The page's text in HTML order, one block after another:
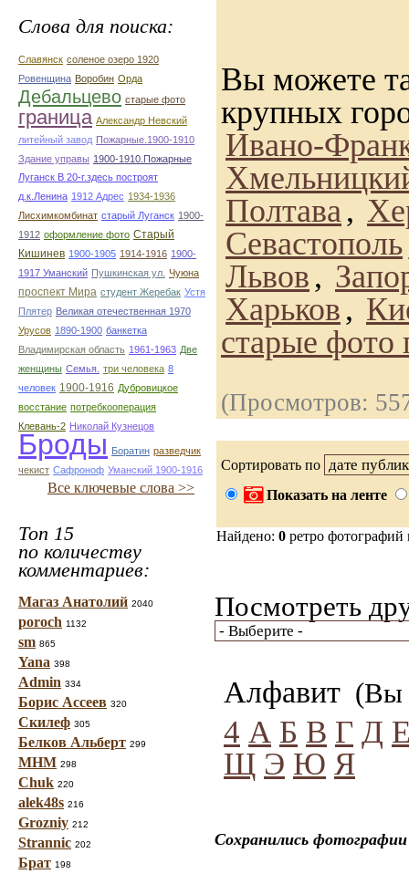
Слова для поиска:
Славянск соленое озеро 1920
Ровенщина Воробин Орда
Дебальцево старые фото
граница Александр Невский
литейный завод Пожарные.1900-1910
Здание управы 1900-1910.Пожарные
Луганск В 20-г.здесь построят
д.к.Ленина 1912 Адрес 1934-1936
Лисхимкомбинат старый Луганск 1900-
1912 оформление фото Старый
Кишинев 1900-1905 1914-1916 1900-
1917 Уманский Пушкинская ул. Чуюна
проспект Мира студент Жеребак Устя
Плятер Великая отечественная 1970
Урусов 1890-1900 банкетка
Владимирская область 1961-1963 Две
женщины Семья. три человека 8
человек 1900-1916 Дубровицкое
восстание потребкооперация
Клевань-2 Николай Кузнецов
Броды Боратин разведчик
чекист Сафроноф Уманский 1900-1916
Все ключевые слова >>
Топ 15
по количеству
комментариев:
Магаз Анатолий 2040
poroch 1132
sm 865
Yana 398
Admin 334
Борис Ассеев 320
Скилеф 305
Белков Альберт 299
МНМ 298
Chuk 220
alek48s 216
Grozniy 212
Strannic 202
Брат 198
Вы можете
крупных
Ивано-
Полтава,
Севастополь
Львов ,
Харьков ,
старые фото
(Просмотров:
Сортировать по
Показать на ленте
Найдено: 0 ретро
Посмотреть
Алфавит (Вы
4 А Б В Г Д
Щ Э Ю Я
Сохранились